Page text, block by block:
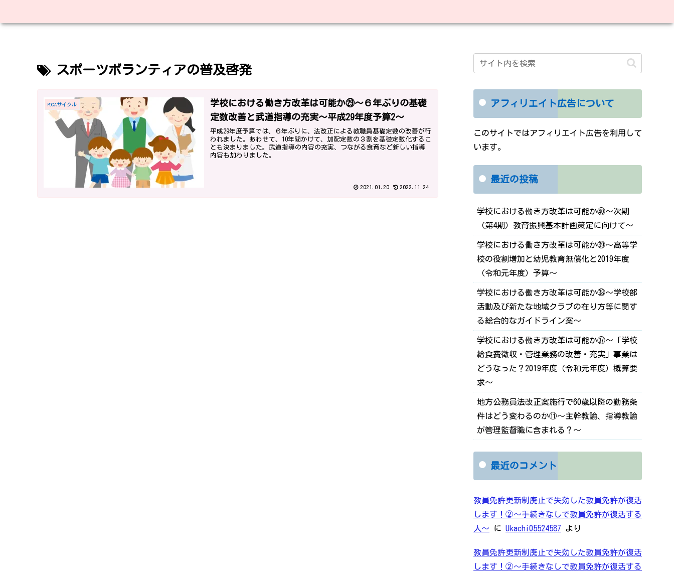
スポーツボランティアの普及啓発
PDCAサイクル
学校における働き方改革は可能か㉙～６年ぶりの基礎
定数改善と武道指導の充実～平成29年度予算2～
平成29年度予算では、６年ぶりに、法改正による教職員基礎定数の改善が行
われました。あわせて、10年間かけて、加配定数の３割を基礎定数化するこ
とも決まりました。武道指導の内容の充実、つながる食育など新しい指導
内容も加わりました。
2021.01.20 2022.11.24
アフィリエイト広告について
このサイトではアフィリエイト広告を利用して
います。
最近の投稿
学校における働き方改革は可能か㊵～次期
（第4期）教育振興基本計画策定に向けて～
学校における働き方改革は可能か㊴～高等学
校の役割増加と幼児教育無償化と2019年度
（令和元年度）予算～
学校における働き方改革は可能か㊳～学校部
活動及び新たな地域クラブの在り方等に関す
る総合的なガイドライン案～
学校における働き方改革は可能か㊲～「学校
給食費徴収・管理業務の改善・充実」事業は
どうなった？2019年度（令和元年度）概算要
求～
地方公務員法改正案施行で60歳以降の勤務条
件はどう変わるのか⑪～主幹教諭、指導教諭
が管理監督職に含まれる？～
最近のコメント
教員免許更新制廃止で失効した教員免許が復活
します！②～手続きなしで教員免許が復活する
人～ に Ukachi05524587 より
教員免許更新制廃止で失効した教員免許が復活
します！②～手続きなしで教員免許が復活する